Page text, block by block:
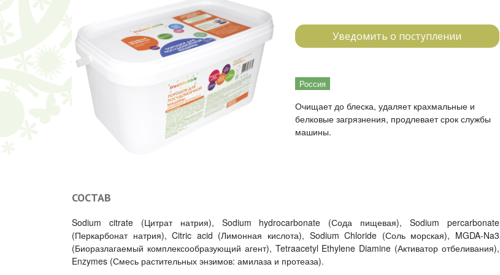
Уведомить о поступлении
Россия
Очищает до блеска, удаляет крахмальные и
белковые загрязнения, продлевает срок службы
машины.
СОСТАВ
Sodium citrate (Цитрат натрия), Sodium hydrocarbonate (Сода пищевая), Sodium percarbonate
(Перкарбонат натрия), Citric acid (Лимонная кислота), Sodium Chloride (Соль морская), MGDA-Na3
(Биоразлагаемый комплексообразующий агент), Tetraacetyl Ethylene Diamine (Активатор отбеливания),
Enzymes (Смесь растительных энзимов: амилаза и протеаза).